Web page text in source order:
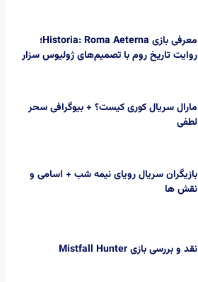
معرفی بازی Historia: Roma Aeterna؛
روایت تاریخ روم با تصمیم‌های ژولیوس سزار
مارال سریال کوری کیست؟ + بیوگرافی سحر
لطفی
بازیگران سریال رویای نیمه شب + اسامی و
نقش ها
نقد و بررسی بازی Mistfall Hunter